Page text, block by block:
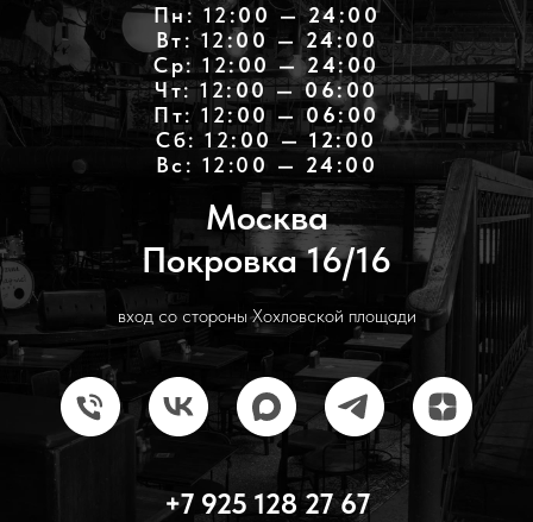
Пн: 12:00 — 24:00
Вт: 12:00 — 24:00
Ср: 12:00 — 24:00
Чт: 12:00 — 06:00
Пт: 12:00 — 06:00
Cб: 12:00 — 12:00
Вс: 12:0 0 — 24:00
Москва
Покровка 16/16
вход со стороны Хохловской площади
+7 925 128 27 67